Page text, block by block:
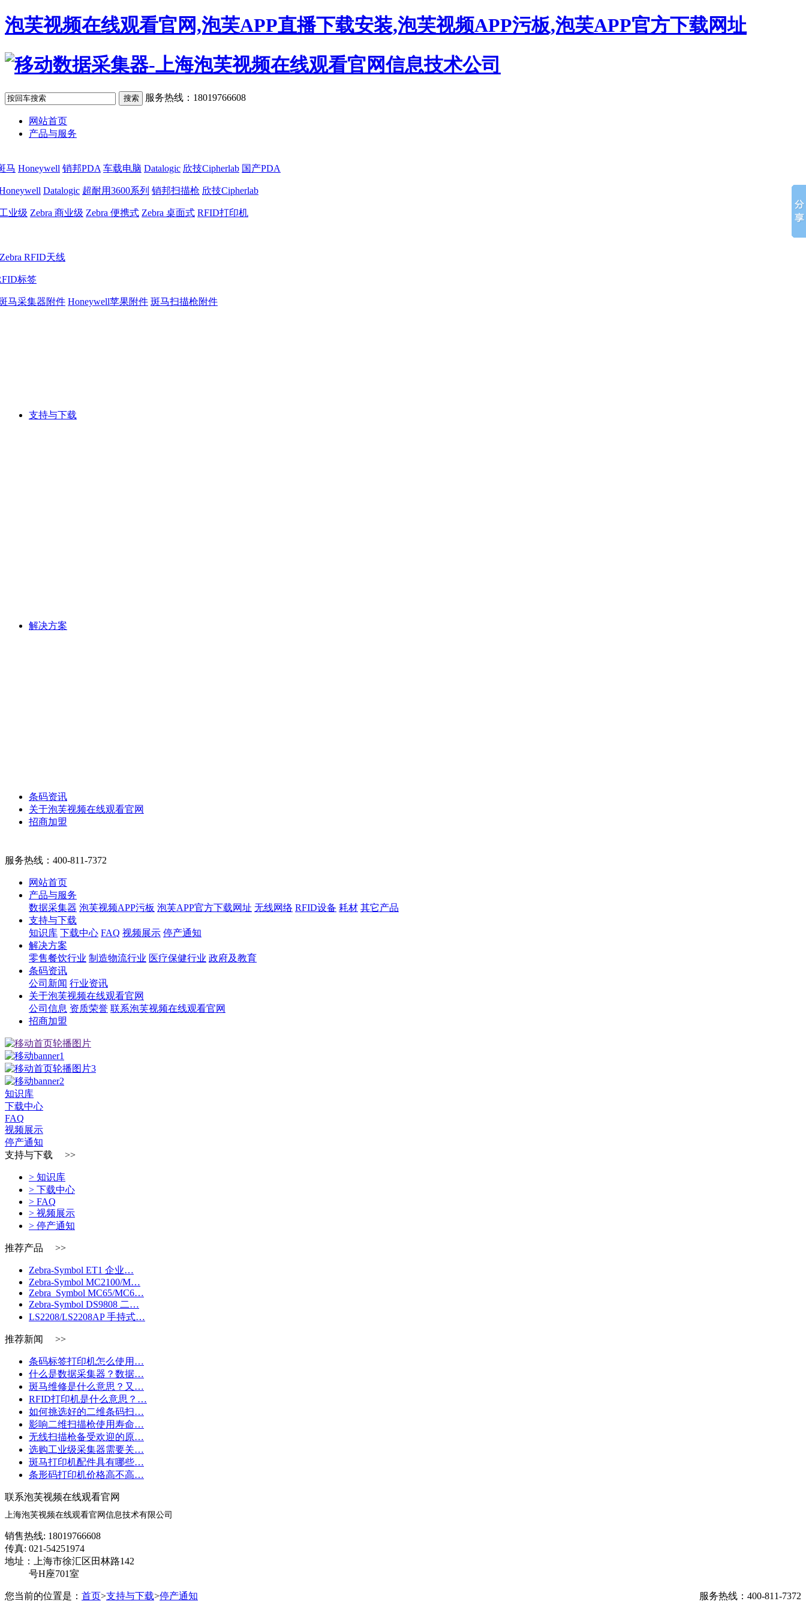
泡芙视频在线观看官网,泡芙APP直播下载安装,泡芙视频APP污板,泡芙APP官方下载网址
服务热线：18019766608
网站首页
产品与服务
马 Honeywell 销邦PDA 车载电脑 Datalogic 欣技Cipherlab 国产PDA
Datalogic 超耐用3600系列 销邦扫描枪 欣技Cipherlab
业级 Zebra 商业级 Zebra 便携式 Zebra 桌面式 RFID打印机
Zebra RFID天线
标签
马采集器附件 Honeywell苹果附件 斑马扫描枪附件
支持与下载
解决方案
条码资讯
关于泡芙视频在线观看官网
招商加盟
服务热线： 400-811-7372
网站首页
产品与服务
数据采集器 泡芙视频APP污板 泡芙APP官方下载网址 无线网络 RFID设备 耗材 其它产品
支持与下载
知识库 下载中心 FAQ 视频展示 停产通知
解决方案
零售餐饮行业 制造物流行业 医疗保健行业 政府及教育
条码资讯
公司新闻 行业资讯
关于泡芙视频在线观看官网
公司信息 资质荣誉 联系泡芙视频在线观看官网
招商加盟
知识库
下载中心
FAQ
视频展示
停产通知
支持与下载 >>
> 知识库
> 下载中心
> FAQ
> 视频展示
> 停产通知
推荐产品 >>
Zebra-Symbol ET1 企业…
Zebra-Symbol MC2100/M…
Zebra_Symbol MC65/MC6…
Zebra-Symbol DS9808 二…
LS2208/LS2208AP 手持式…
推荐新闻 >>
条码标签打印机怎么使用…
什么是数据采集器？数据…
斑马维修是什么意思？又…
RFID打印机是什么意思？…
如何挑选好的二维条码扫…
影响二维扫描枪使用寿命…
无线扫描枪备受欢迎的原…
选购工业级采集器需要关…
斑马打印机配件具有哪些…
条形码打印机价格高不高…
联系泡芙视频在线观看官网
上海泡芙视频在线观看官网信息技术有限公司
销售热线: 18019766608
传真: 021-54251974
地址：上海市徐汇区田林路142
号H座701室
您当前的位置是： 首页>支持与下载>停产通知 服务热线：400-811-7372